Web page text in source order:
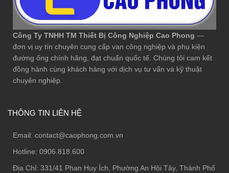
Công Ty TNHH TM Thiết Bị Công Nghiệp Cao Phong —
đơn vị uy tín chuyên cung cấp van công nghiệp và phụ kiện
đường ống chính hãng, đạt chuẩn quốc tế. Chúng tôi cam kết
đồng hành cùng khách hàng với dịch vụ tư vấn và kỹ thuật
chuyên nghiệp.
THÔNG TIN LIÊN HỆ
Email: contact@caophong.com.vn
Hotline: 0906.818.600
Địa Chỉ: 331/41 Phan Huy Ích, Phường An Hội Tây, Thành Phố